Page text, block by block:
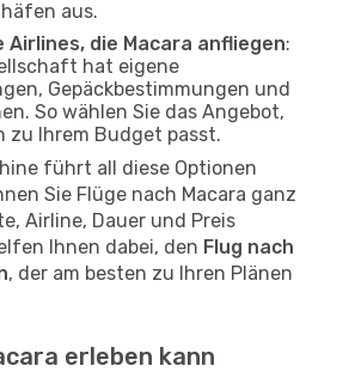
aus.
Airlines, die Macara anfliegen:
hat eigene
Gepäckbestimmungen und
So wählen Sie das Angebot,
zu Ihrem Budget passt.
führt all diese Optionen
Sie Flüge nach Macara ganz
Airline, Dauer und Preis
Ihnen dabei, den Flug nach
, der am besten zu Ihren Plänen
erleben kann